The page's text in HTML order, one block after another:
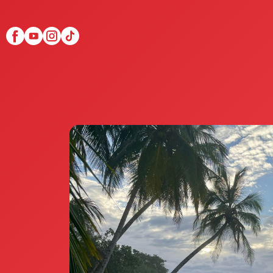
Scopri Club di Più
Le testimonianze
La fondatrice Valeria